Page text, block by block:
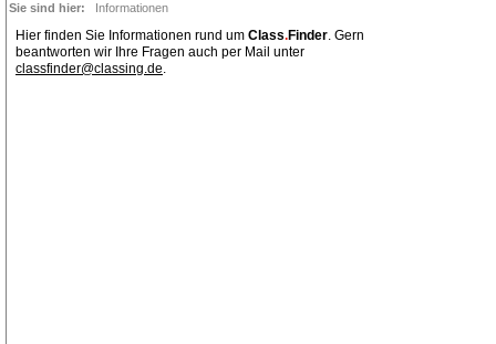
Sie sind hier: Informationen
Hier finden Sie Informationen rund um Class.Finder. Gern
beantworten wir Ihre Fragen auch per Mail unter
classfinder@classing.de.